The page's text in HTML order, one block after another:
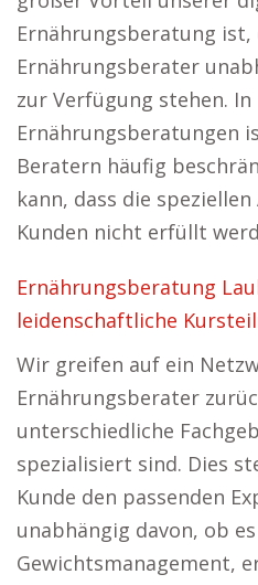
Ernährungsberatung ist,
Ernährungsberater
zur Verfügung stehen. In
Ernährungsberatungen
Beratern häufig
kann, dass die
Kunden nicht erfüllt
Ernährungsberatung
leidenschaftliche
Wir greifen auf ein
Ernährungsberater
unterschiedliche
spezialisiert sind. Dies
Kunde den passenden
unabhängig davon, ob
Gewichtsmanagement,